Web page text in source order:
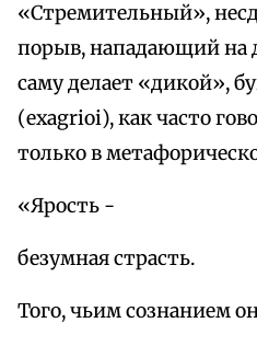
«Стремительный»,
порыв, нападающий на
саму делает «дикой»,
(exagrioi), как часто
только в
«Ярость -
безумная страсть.
Того, чьим сознанием